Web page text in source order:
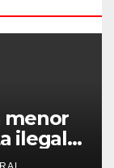
menor
ilegal
en